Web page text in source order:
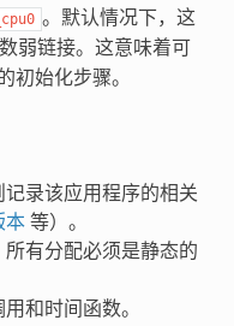
。默认情况下，这
弱链接。这意味着可
初始化步骤。
录该应用程序的相关
本等）。
有分配必须是静态的
和时间函数。